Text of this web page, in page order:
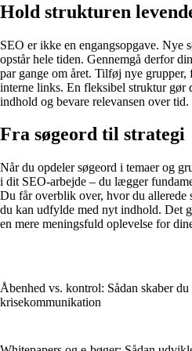
Hold strukturen
SEO er ikke en engangsopgave. Nye
opstår hele tiden. Gennemgå derfor
par gange om året. Tilføj nye
interne links. En fleksibel struktur gør
indhold og bevare relevansen over tid.
Fra søgeord til strategi
Når du opdeler søgeord i temaer og
i dit SEO-arbejde – du lægger
Du får overblik over, hvor du allerede
du kan udfylde med nyt indhold. Det
en mere meningsfuld oplevelse for
Åbenhed vs. kontrol: Sådan skaber du
krisekommunikation